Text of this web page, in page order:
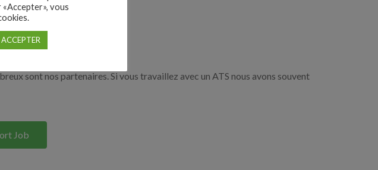
sont nos partenaires. Si vous travaillez avec un ATS nous avons souvent
Job
vous
ACCEPTER